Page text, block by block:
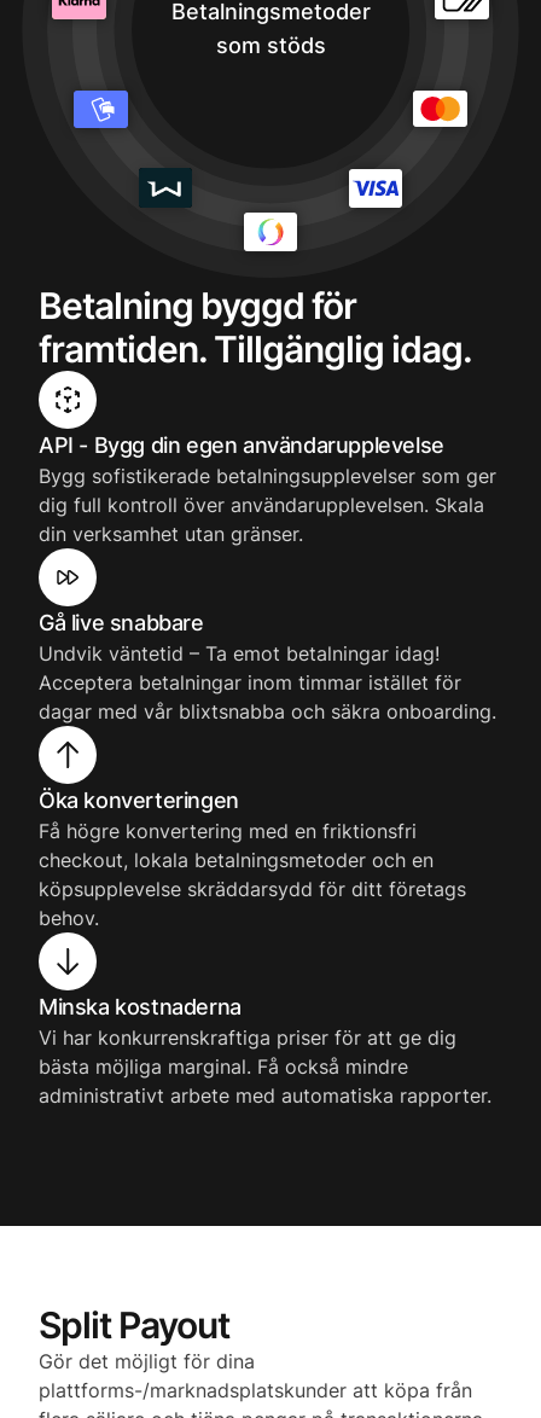
Betalningsmetoder
som stöds
Betalning byggd för
framtiden.Tillgänglig idag.
API - Bygg din egen användarupplevelse
Bygg sofistikerade betalningsupplevelser som ger
dig full kontroll över användarupplevelsen. Skala
din verksamhet utan gränser.
Gå live snabbare
Undvik väntetid – Ta emot betalningar idag!
Acceptera betalningar inom timmar istället för
dagar med vår blixtsnabba och säkra onboarding.
Öka konverteringen
Få högre konvertering med en friktionsfri
checkout, lokala betalningsmetoder och en
köpsupplevelse skräddarsydd för ditt företags
behov.
Minska kostnaderna
Vi har konkurrenskraftiga priser för att ge dig
bästa möjliga marginal. Få också mindre
administrativt arbete med automatiska rapporter.
Split Payout
Gör det möjligt för dina
plattforms-/marknadsplatskunder att köpa från